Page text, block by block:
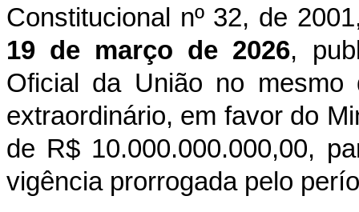
Constitucional nº 32, de
19 de março de 2026,
Oficial da União no
extraordinário, em favor do
de R$ 10.000.000.000,00,
vigência prorrogada pelo